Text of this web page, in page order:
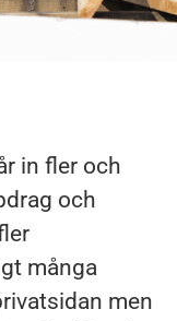
in fler och
och
många
men